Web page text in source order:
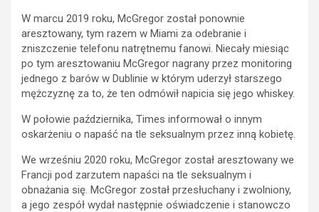
W marcu 2019 roku, McGregor został ponownie
aresztowany, tym razem w Miami za odebranie i
zniszczenie telefonu natrętnemu fanowi. Niecały miesiąc
po tym aresztowaniu McGregor nagrany przez monitoring
jednego z barów w Dublinie w którym uderzył starszego
mężczyznę za to, że ten odmówił napicia się jego whiskey.
W połowie października, Times informował o innym
oskarżeniu o napaść na tle seksualnym przez inną kobietę.
We wrześniu 2020 roku, McGregor został aresztowany we
Francji pod zarzutem napaści na tle seksualnym i
obnażania się. McGregor został przesłuchany i zwolniony,
a jego zespół wydał następnie oświadczenie i stanowczo